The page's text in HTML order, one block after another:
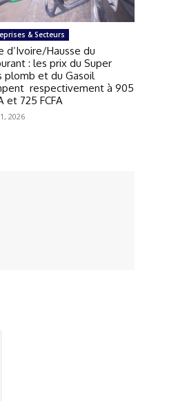
& Secteurs
d’Ivoire/Hausse du
: les prix du Super
plomb et du Gasoil
respectivement à 905
et 725 FCFA
2026